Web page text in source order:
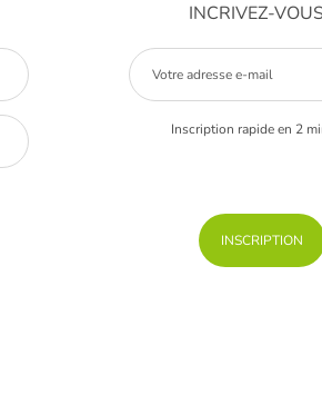
INCRIVEZ-VOUS
Inscription rapide en 2